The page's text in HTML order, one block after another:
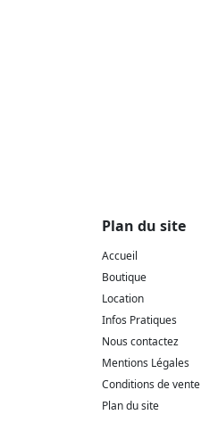
Plan du site
Accueil
Boutique
Location
Infos Pratiques
Nous contactez
Mentions Légales
Conditions de vente
Plan du site